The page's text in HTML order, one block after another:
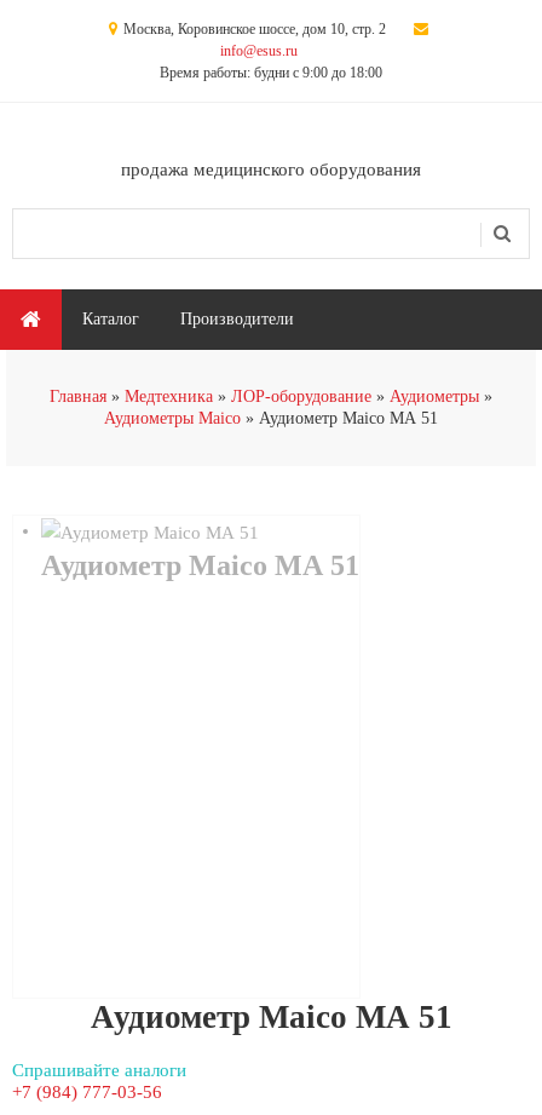
Москва, Коровинское шоссе, дом 10, стр. 2
info@esus.ru
Время работы: будни с 9:00 до 18:00
продажа медицинского оборудования
Главное меню
Каталог Производители
Главная Медтехника ЛОР-оборудование
Аудиометры
Аудиометры Maico
Аудиометр Maico МА 51
Аудиометр Maico МА 51
Аудиометр Maico МА 51
Спрашивайте аналоги
+7 (984) 777-03-56